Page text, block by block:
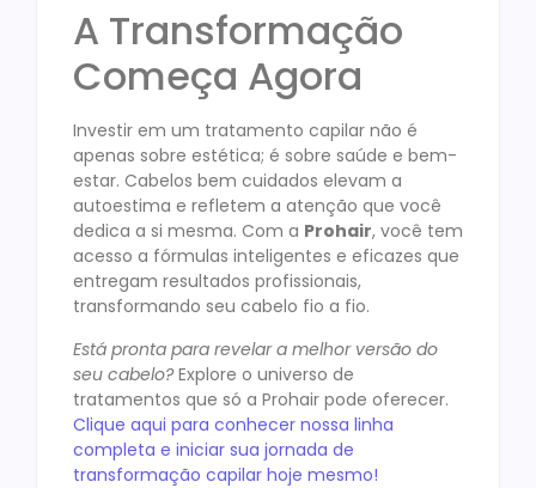
A Transformação
Começa Agora
Investir em um tratamento capilar não é
apenas sobre estética; é sobre saúde e bem-
estar. Cabelos bem cuidados elevam a
autoestima e refletem a atenção que você
dedica a si mesma. Com a Prohair, você tem
acesso a fórmulas inteligentes e eficazes que
entregam resultados profissionais,
transformando seu cabelo fio a fio.
Está pronta para revelar a melhor versão do
seu cabelo?Explore o universo de
tratamentos que só a Prohair pode oferecer.
Clique aqui para conhecer nossa linha
completa e iniciar sua jornada de
transformação capilar hoje mesmo!